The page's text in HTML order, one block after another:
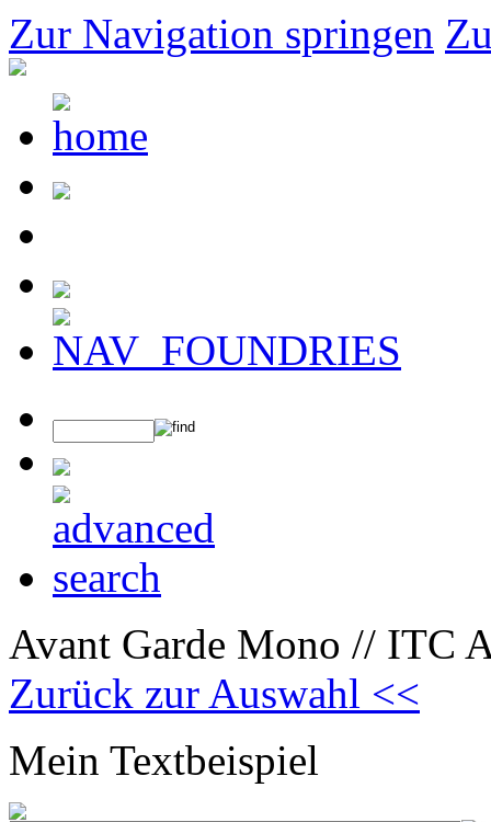
Zur Navigation springen
Avant Garde Mono // ITC
Zurück zur Auswahl <<
Mein Textbeispiel